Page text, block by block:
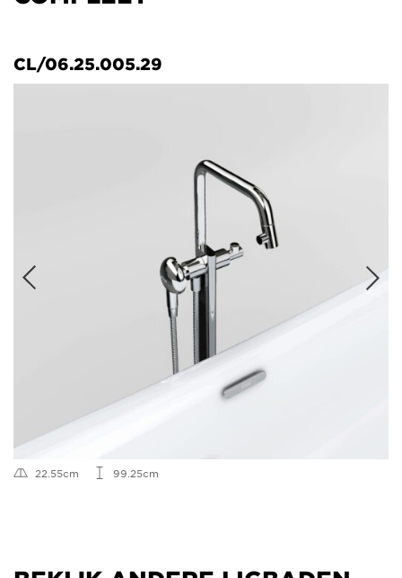
CL/06.25.005.29
22.55cm 99.25cm